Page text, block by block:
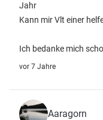
Jahr
Kann mir Vlt einer
Ich bedanke mich
vor 7 Jahre
Aaragorn